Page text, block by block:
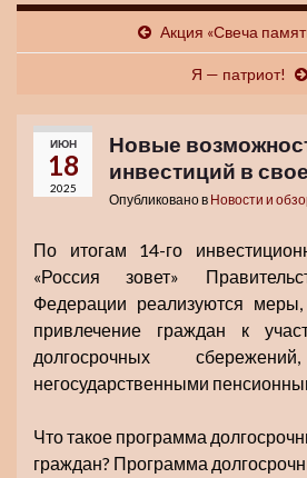
Акция «Свеча
Я — патриот!
ИЮН
18
2025
Новые
инвестиций в
Опубликовано в Новости и
По итогам 14-го
«Россия зовет»
Федерации реализуются
привлечение граждан к
долгосрочных
негосударственными
Что такое программа
граждан? Программа